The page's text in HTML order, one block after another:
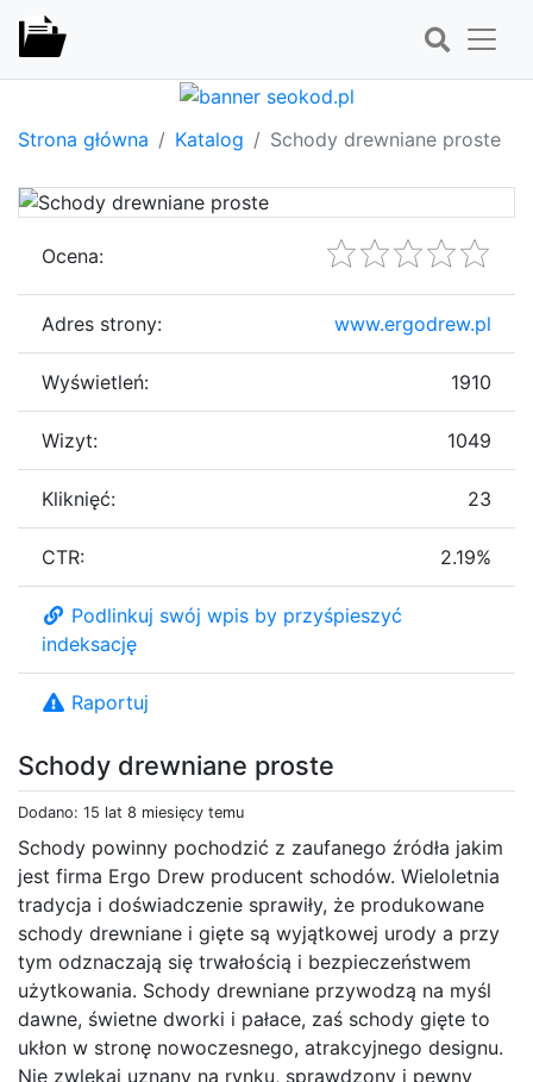
Strona główna Katalog Schody drewniane proste
Schody drewniane proste
Dodano: 15 lat 8 miesięcy temu
Schody powinny pochodzić z zaufanego źródła jakim
jest firma Ergo Drew producent schodów. Wieloletnia
tradycja i doświadczenie sprawiły, że produkowane
schody drewniane i gięte są wyjątkowej urody a przy
tym odznaczają się trwałością i bezpieczeństwem
użytkowania. Schody drewniane przywodzą na myśl
dawne, świetne dworki i pałace, zaś schody gięte to
ukłon w stronę nowoczesnego, atrakcyjnego designu.
Nie zwlekaj uznany na rynku, sprawdzony i pewny
Ocena:
Adres strony: www.ergodrew.pl
Wyświetleń: 1910
Wizyt: 1049
Kliknięć: 23
CTR: 2.19%
Podlinkuj swój wpis by przyśpieszyć
indeksację
Raportuj